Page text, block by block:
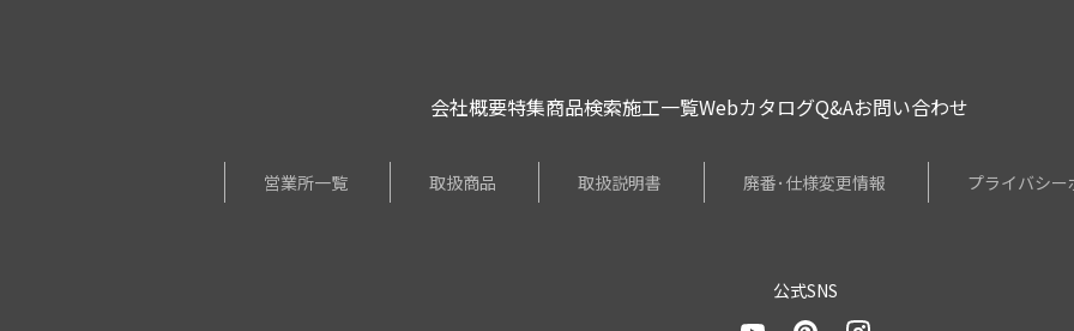
会社概要特集商品検索施工一覧WebカタログQ&Aお問い合わせ
営業所一覧 取扱商品 取扱説明書 廃番･仕様変更情報 プライバシー
公式SNS